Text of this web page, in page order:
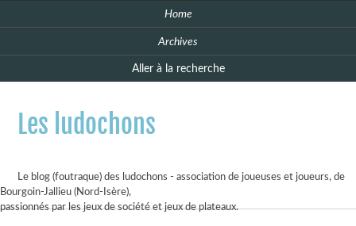
Home
Archives
Aller à la recherche
Les ludochons
Le blog (foutraque) des ludochons - association de joueuses et joueurs, de
Bourgoin-Jallieu (Nord-Isère),
passionnés par les jeux de société et jeux de plateaux.